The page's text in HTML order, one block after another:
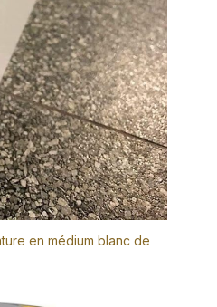
en médium blanc de